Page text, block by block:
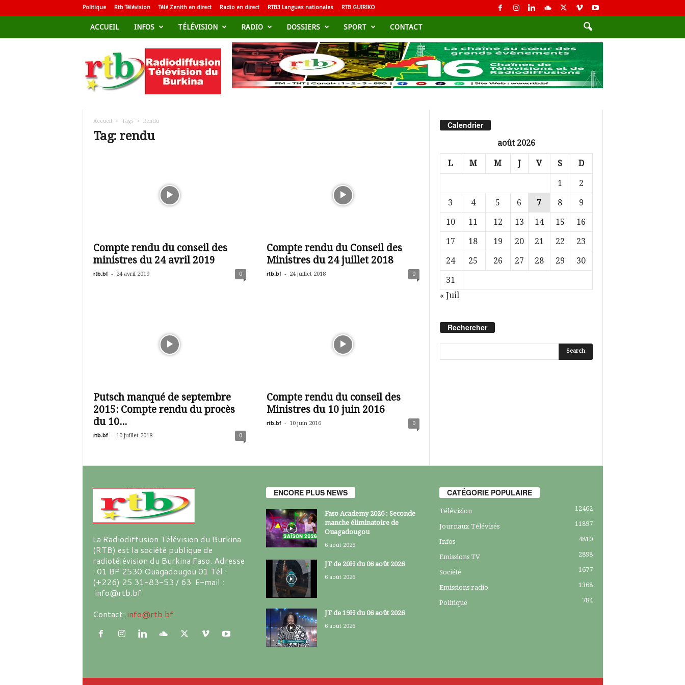
Politique Rtb Télévision Télé Zenith en direct Radio en direct RTB3 Langues nationales RTB GUIRIKO
ACCUEIL INFOS TÉLÉVISION RADIO DOSSIERS SPORT CONTACT
d
i
Accueil Tags Rendu
Tag: rendu
Compte rendu du conseil des
ministres du 24 avril 2019
rtb.bf - 24 avril 2019 0
Compte rendu du Conseil des
Ministres du 24 juillet 2018
rtb.bf - 24 juillet 2018 0
Putsch manqué de septembre
2015: Compte rendu du procès
du 10...
rtb.bf - 10 juillet 2018 0
Compte rendu du conseil des
Ministres du 10 juin 2016
rtb.bf - 10 juin 2016 0
Calendrier
août 2026
L M M J V S D
1
2
3
4 5 6 7 8
9
10
11 12 13 14 15
16
17
18 19 20 21 22
23
24
25 26 27 28 29
30
31
« Juil
Rechercher
La Radiodiffusion Télévision du Burkina
(RTB) est la société publique de
radiotélévision du Burkina Faso. Adresse
: 01 BP 2530 Ouagadougou 01 Tél :
(+226) 25 31-83-53 / 63 E-mail :
info@rtb.bf
Contact: info@rtb.bf
ENCORE PLUS NEWS
Faso Academy 2026 : Seconde
manche éliminatoire de
Ouagadougou
6 août 2026
JT de 20H du 06 août 2026
6 août 2026
JT de 19H du 06 août 2026
6 août 2026
CATÉGORIE POPULAIRE
Télévision 12462
Journaux Télévisés 11897
Infos 4810
Emissions TV 2898
Société 1677
Emissions radio 1368
Politique 784